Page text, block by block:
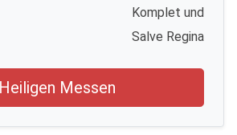
Komplet und
Salve Regina
Heiligen Messen